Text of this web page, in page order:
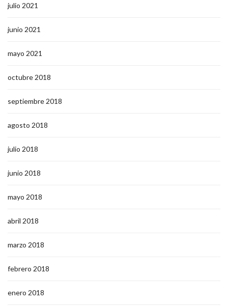
julio 2021
junio 2021
mayo 2021
octubre 2018
septiembre 2018
agosto 2018
julio 2018
junio 2018
mayo 2018
abril 2018
marzo 2018
febrero 2018
enero 2018